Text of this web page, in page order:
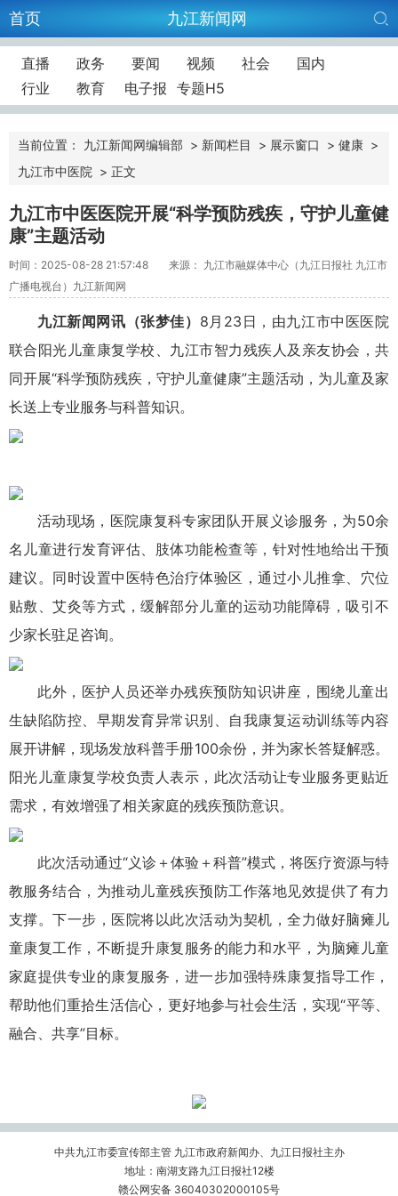
首页 九江新闻网
直播 政务 要闻 视频 社会
国内
行业
教育 电子报 专题H5
当前位置： 九江新闻网编辑部 > 新闻栏目 > 展示窗口 > 健康 >
九江市中医院 > 正文
九江市中医医院开展“科学预防残疾，守护儿童健
康”主题活动
时间：2025-08-28 21:57:48
来源： 九江市融媒体中心（九江日报社 九江市
广播电视台）九江新闻网
九江新闻网讯（张梦佳） 8月23日，由九江市中医医院
联合阳光儿童康复学校、九江市智力残疾人及亲友协会，共
同开展“科学预防残疾，守护儿童健康”主题活动，为儿童及家
长送上专业服务与科普知识。
活动现场，医院康复科专家团队开展义诊服务，为50余
名儿童进行发育评估、肢体功能检查等，针对性地给出干预
建议。同时设置中医特色治疗体验区，通过小儿推拿、穴位
贴敷、艾灸等方式，缓解部分儿童的运动功能障碍，吸引不
少家长驻足咨询。
此外，医护人员还举办残疾预防知识讲座，围绕儿童出
生缺陷防控、早期发育异常识别、自我康复运动训练等内容
展开讲解，现场发放科普手册100余份，并为家长答疑解惑。
阳光儿童康复学校负责人表示，此次活动让专业服务更贴近
需求，有效增强了相关家庭的残疾预防意识。
此次活动通过“义诊＋体验＋科普”模式，将医疗资源与特
教服务结合，为推动儿童残疾预防工作落地见效提供了有力
支撑。下一步，医院将以此次活动为契机，全力做好脑瘫儿
童康复工作，不断提升康复服务的能力和水平，为脑瘫儿童
家庭提供专业的康复服务，进一步加强特殊康复指导工作，
帮助他们重拾生活信心，更好地参与社会生活，实现“平等、
融合、共享”目标。
中共九江市委宣传部主管 九江市政府新闻办、九江日报社主办
地址：南湖支路九江日报社12楼
赣公网安备 36040302000105号